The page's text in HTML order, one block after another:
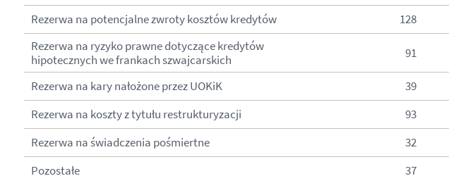
Rezerwa na potencjalne zwroty kosztów kredytów
128
Rezerwa na ryzyko prawne dotyczące kredytów
hipotecznych we frankach szwajcarskich
91
Rezerwa na kary nałożone przez UOKiK 39
Rezerwa na koszty z tytułu restrukturyzacji
93
Rezerwa na świadczenia pośmiertne
32
Pozostałe
37